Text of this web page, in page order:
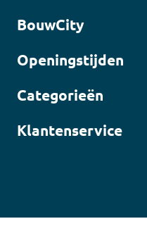
BouwCity
Openingstijden
Categorieën
Klantenservice